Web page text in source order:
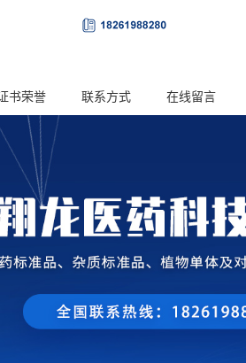
书荣誉 联系方式 在线留言